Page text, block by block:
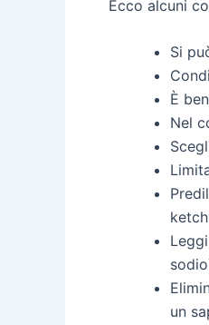
Ecco alcuni
Si
È
Nel
un